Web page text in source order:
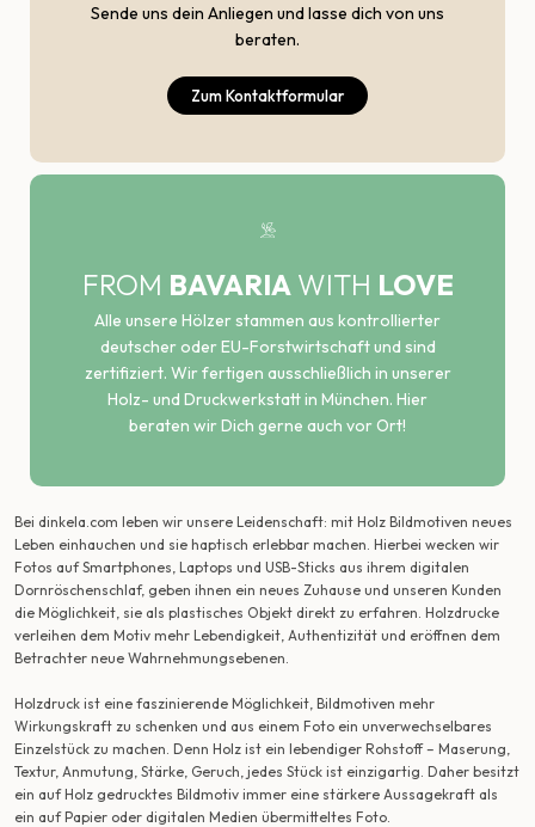
Sende uns dein Anliegen und lasse dich von uns
beraten.
Zum Kontaktformular
FROM BAVARIA WITH LOVE
Alle unsere Hölzer stammen aus kontrollierter
deutscher oder EU-Forstwirtschaft und sind
zertifiziert. Wir fertigen ausschließlich in unserer
Holz- und Druckwerkstatt in München. Hier
beraten wir Dich gerne auch vor Ort!
Bei dinkela.com leben wir unsere Leidenschaft: mit Holz Bildmotiven neues
Leben einhauchen und sie haptisch erlebbar machen. Hierbei wecken wir
Fotos auf Smartphones, Laptops und USB-Sticks aus ihrem digitalen
Dornröschenschlaf, geben ihnen ein neues Zuhause und unseren Kunden
die Möglichkeit, sie als plastisches Objekt direkt zu erfahren. Holzdrucke
verleihen dem Motiv mehr Lebendigkeit, Authentizität und eröffnen dem
Betrachter neue Wahrnehmungsebenen.
Holzdruck ist eine faszinierende Möglichkeit, Bildmotiven mehr
Wirkungskraft zu schenken und aus einem Foto ein unverwechselbares
Einzelstück zu machen. Denn Holz ist ein lebendiger Rohstoff – Maserung,
Textur, Anmutung, Stärke, Geruch, jedes Stück ist einzigartig. Daher besitzt
ein auf Holz gedrucktes Bildmotiv immer eine stärkere Aussagekraft als
ein auf Papier oder digitalen Medien übermitteltes Foto.